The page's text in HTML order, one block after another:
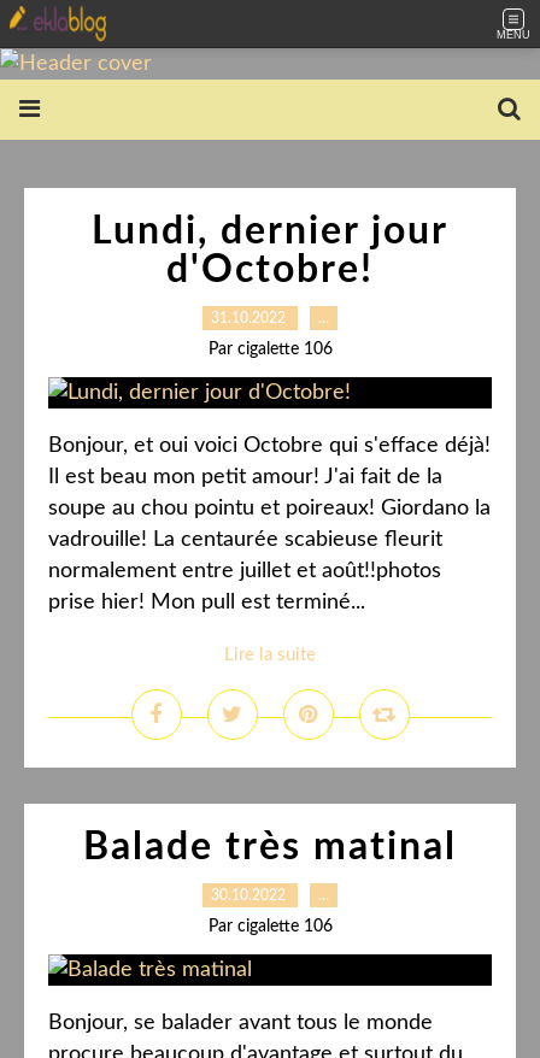
MENU
Lundi, dernier jour
d'Octobre!
31.10.2022 …
Par cigalette 106
Bonjour, et oui voici Octobre qui s'efface déjà!
Il est beau mon petit amour! J'ai fait de la
soupe au chou pointu et poireaux! Giordano la
vadrouille! La centaurée scabieuse fleurit
normalement entre juillet et août!!photos
prise hier! Mon pull est terminé...
Lire la suite
Balade très matinal
30.10.2022 …
Par cigalette 106
Bonjour, se balader avant tous le monde